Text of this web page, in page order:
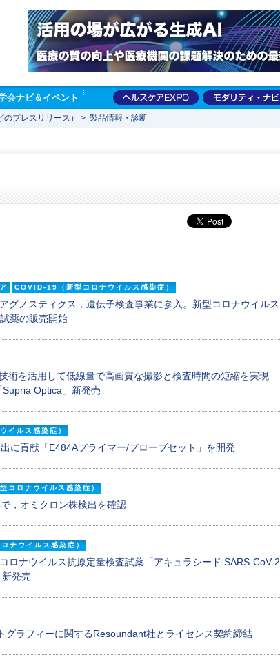
会ナビ＆イベント
プレスリリース） > 製品情報・診断
COVID-19（新型コロナウイルス感染症）
グノスティクス，遺伝子検査事業に参入。新型コロナウイルス
薬の販売開始
術を活用して低線量で高画質な撮影と検査時間の短縮を実現
Optica」新発売
イルス感染症）
に貢献「E484Aプライマー/プローブセット」を開発
コロナウイルス感染症）
，オミクロン株検出を確認
ナウイルス感染症）
ロナウイルス抗原定量検査試薬「アキュラシード SARS-CoV-2
発売
グラフィーに関するResoundant社とライセンス契約締結